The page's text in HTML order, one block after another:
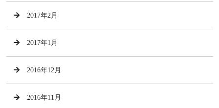
2017年2月
2017年1月
2016年12月
2016年11月